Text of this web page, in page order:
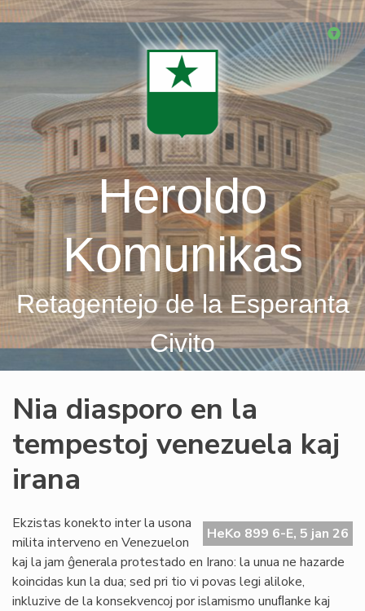
Skip
Heroldo
Komunikas
Retagentejo de la Esperanta
Civito
Nia diasporo en la
tempestoj venezuela kaj
irana
HeKo 899 6-E, 5 jan 26
Ekzistas konekto inter la usona
milita interveno en Venezuelon
kaj la jam ĝenerala protestado en Irano: la unua ne hazarde
koincidas kun la dua; sed pri tio vi povas legi aliloke,
inkluzive de la konsekvencoj por islamismo unuﬂanke kaj